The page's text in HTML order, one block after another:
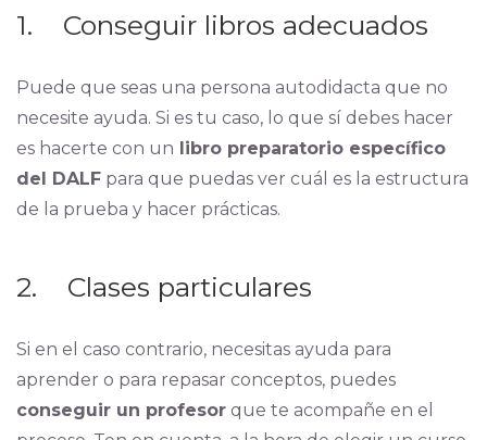
1. Conseguir libros adecuados
Puede que seas una persona autodidacta que no
necesite ayuda. Si es tu caso, lo que sí debes hacer
es hacerte con un libro preparatorio específico
del DALF para que puedas ver cuál es la estructura
de la prueba y hacer prácticas.
2. Clases particulares
Si en el caso contrario, necesitas ayuda para
aprender o para repasar conceptos, puedes
conseguir un profesor que te acompañe en el